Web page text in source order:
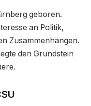
geboren.
an Politik,
Zusammenhängen.
den Grundstein